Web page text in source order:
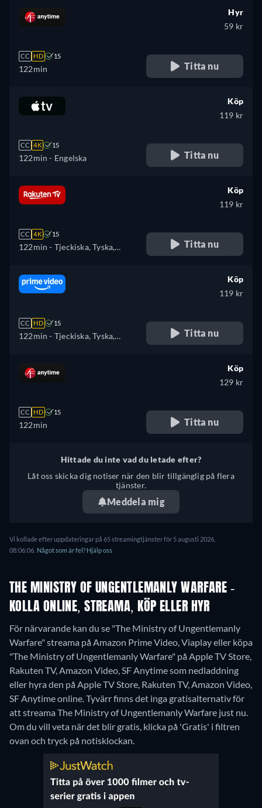
Portugisiska, Turkiska
CC HD 15
122min
Hyr
59 kr
Titta nu
CC 4K 15
122min - Engelska
Köp
119 kr
Titta nu
CC 4K 15
122min - Tjeckiska, Tyska,
Ungerska, Italienska, Polska
Köp
119 kr
Titta nu
CC HD 15
122min - Tjeckiska, Tyska,
Portugisiska, Turkiska
Köp
119 kr
Titta nu
CC HD 15
122min
Köp
129 kr
Titta nu
Hittade du inte vad du letade efter?
Låt oss skicka dig notiser när den blir tillgänglig på flera
tjänster.
Meddela mig
Vi kollade efter uppdateringar på 65 streamingtjänster för 5 augusti 2026,
08:06:06. Något som är fel? Hjälp oss
THE MINISTRY OF UNGENTLEMANLY WARFARE -
KOLLA ONLINE, STREAMA, KÖP ELLER HYR
För närvarande kan du se "The Ministry of Ungentlemanly
Warfare" streama på Amazon Prime Video, Viaplay eller köpa
"The Ministry of Ungentlemanly Warfare" på Apple TV Store,
Rakuten TV, Amazon Video, SF Anytime som nedladdning
eller hyra den på Apple TV Store, Rakuten TV, Amazon Video,
SF Anytime online.Tyvärr finns det inga gratisalternativ för
att streama The Ministry of Ungentlemanly Warfare just nu.
Om du vill veta när det blir gratis, klicka på 'Gratis' i filtren
ovan och tryck på notisklockan.